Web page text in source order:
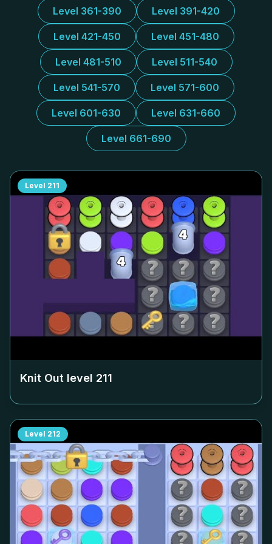
Level 361-390 Level 391-420
Level 421-450 Level 451-480
Level 481-510 Level 511-540
Level 541-570 Level 571-600
Level 601-630 Level 631-660
Level 661-690
Level 211
Knit Out level 211
Level 212